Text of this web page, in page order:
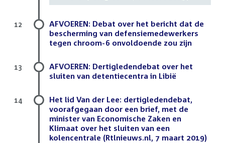
AFVOEREN: Debat over het bericht dat de
bescherming van defensiemedewerkers
tegen chroom-6 onvoldoende zou zijn
12
AFVOEREN: Dertigledendebat over het
sluiten van detentiecentra in Libië
13
Het lid Van der Lee: dertigledendebat,
voorafgegaan door een brief, met de
minister van Economische Zaken en
Klimaat over het sluiten van een
kolencentrale (Rtlnieuws.nl, 7 maart 2019)
14